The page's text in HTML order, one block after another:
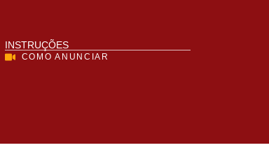
INSTRUÇÕES
COMO ANUNCIAR